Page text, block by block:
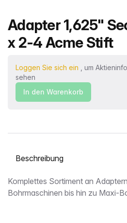
Produktname
Adapter 1,625"
x 2-4 Acme Stift
Loggen Sie sich ein , um
sehen
In den Warenkorb
Wählen Sie eine Registerkarte aus
Beschreibung
Komplettes Sortiment an
Bohrmaschinen bis hin zu Maxi-